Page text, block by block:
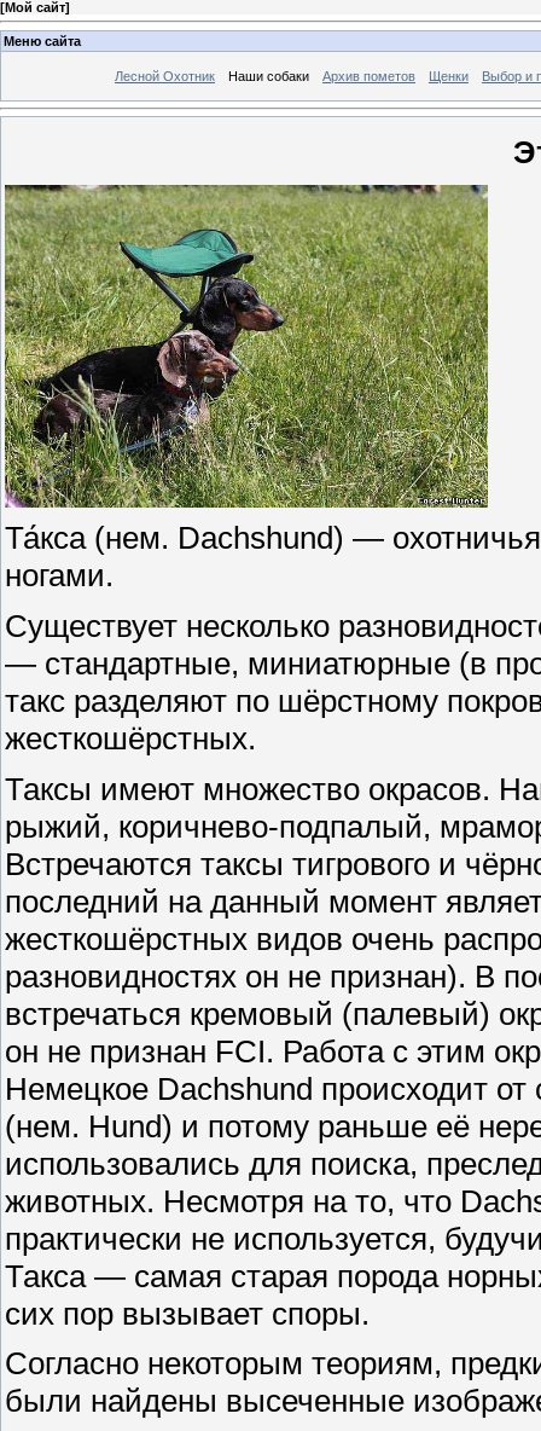
[Мой сайт]
Меню сайта
Лесной Охотник Наши собаки Архив пометов Щенки Выбор и
Та́кса (нем. Dachshund) —
ногами.
Существует несколько
— стандартные, миниатюрные (в
такс разделяют по шёрстному
жесткошёрстных.
Таксы имеют множество окрасов.
рыжий, коричнево-подпалый,
Встречаются таксы тигрового и
последний на данный момент
жесткошёрстных видов очень
разновидностях он не признан). В
встречаться кремовый (палевый)
он не признан FCI. Работа с этим
Немецкое Dachshund происходит
(нем. Hund) и потому раньше её
использовались для поиска,
животных. Несмотря на то, что
практически не используется,
Такса — самая старая порода
сих пор вызывает споры.
Согласно некоторым теориям,
были найдены высеченные